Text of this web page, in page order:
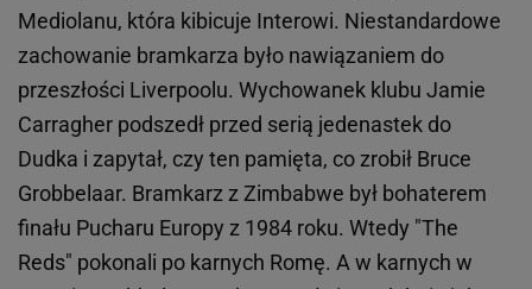
Mediolanu, która kibicuje Interowi. Niestandardowe
zachowanie bramkarza było nawiązaniem do
przeszłości Liverpoolu. Wychowanek klubu Jamie
Carragher podszedł przed serią jedenastek do
Dudka i zapytał, czy ten pamięta, co zrobił Bruce
Grobbelaar. Bramkarz z Zimbabwe był bohaterem
finału Pucharu Europy z 1984 roku. Wtedy "The
Reds" pokonali po karnych Romę. A w karnych w